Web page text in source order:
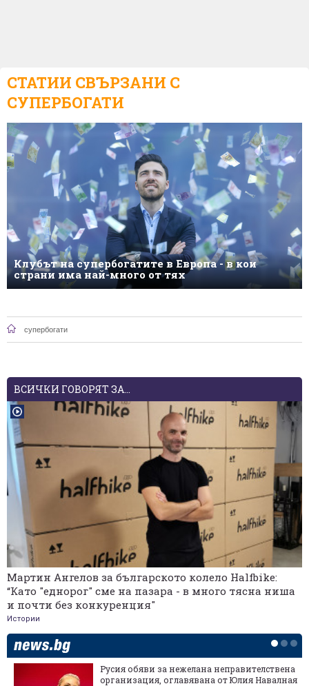
СТАТИИ СВЪРЗАНИ С
СУПЕРБОГАТИ
Клубът на супербогатите в Европа - в кои
страни има най-много от тях
супербогати
ВСИЧКИ ГОВОРЯТ ЗА...
Мартин Ангелов за българското колело Halfbike:
“Като "еднорог" сме на пазара - в много тясна ниша
и почти без конкуренция"
Истории
Русия обяви за нежелана неправителствена
организация, оглавявана от Юлия Навалная